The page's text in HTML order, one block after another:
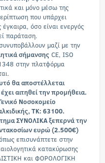
και μόνο μέσω της
που υπάρχει
όσο είναι ενεργός
παράταση.
μαζί με την
σήμανσης CE, ISO
στην πλατφόρμα
θα αποστέλλεται
αιτηθεί την προμήθεια.
Νοσοκομείο
ΤΚ: 63100.
ΣΥΝΟΛΙΚΑ ξεπερνά την
ευρώ (2.500€)
επισυνάπτετε στην
κατακύρωσης
και ΦΟΡΟΛΟΓΙΚΗ